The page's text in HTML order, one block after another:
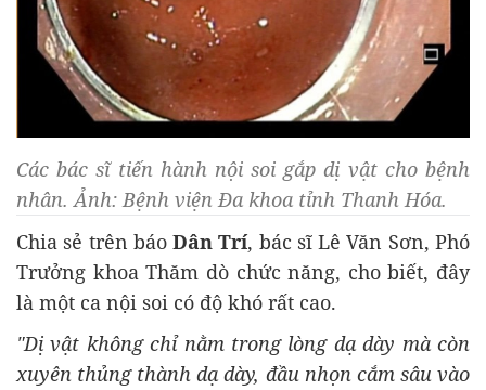
Các bác sĩ tiến hành nội soi gắp dị vật cho bệnh
nhân. Ảnh: Bệnh viện Đa khoa tỉnh Thanh Hóa.
Chia sẻ trên báoDân Trí, bác sĩ Lê Văn Sơn, Phó
Trưởng khoa Thăm dò chức năng, cho biết, đây
là một ca nội soi có độ khó rất cao.
"Dị vật không chỉ nằm trong lòng dạ dày mà còn
xuyên thủng thành dạ dày, đầu nhọn cắm sâu vào